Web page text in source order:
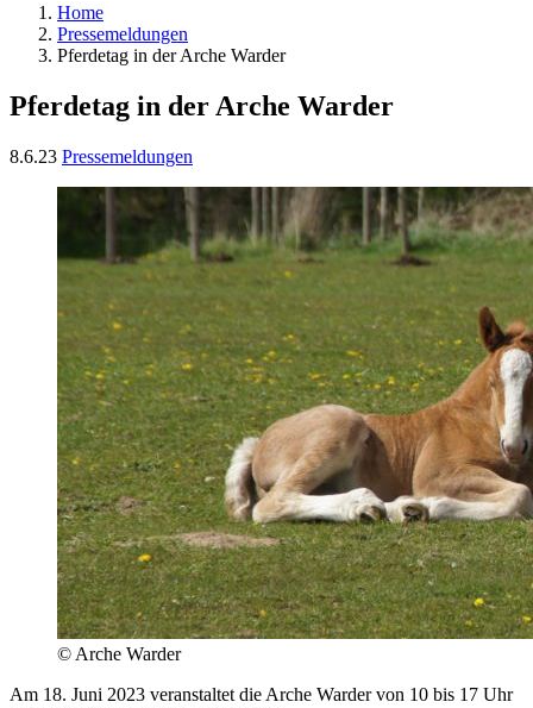
Home
Pressemeldungen
Pferdetag in der Arche Warder
Pferdetag in der Arche Warder
8.6.23 Pressemeldungen
© Arche Warder
Am 18. Juni 2023 veranstaltet die Arche Warder von 10 bis 17 Uhr